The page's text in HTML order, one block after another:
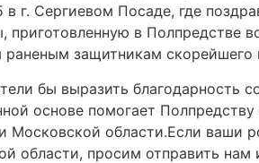
г. Сергиевом Посаде, где
в Полпредстве
защитникам скорейшего
бы выразить благодарность
основе помогает
Московской области.Если ваши
области, просим отправить